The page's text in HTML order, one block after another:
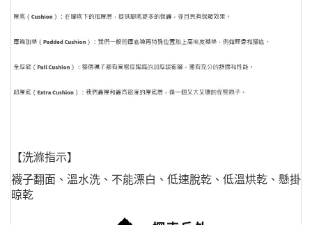
【洗滌指示】
襪子翻面、溫水洗、不能漂白、低速脫乾、低溫烘乾、懸掛
晾乾